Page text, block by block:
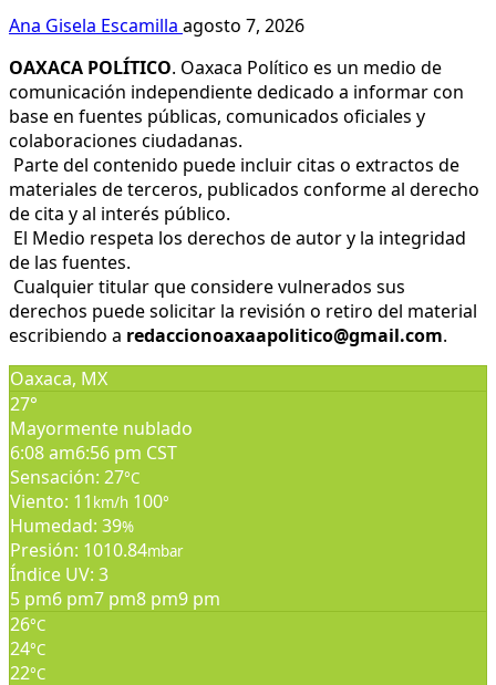
Ana Gisela Escamilla agosto 7, 2026
OAXACA POLÍTICO. Oaxaca Político es un medio de
comunicación independiente dedicado a informar con
base en fuentes públicas, comunicados oficiales y
colaboraciones ciudadanas.
Parte del contenido puede incluir citas o extractos de
materiales de terceros, publicados conforme al derecho
de cita y al interés público.
El Medio respeta los derechos de autor y la integridad
de las fuentes.
Cualquier titular que considere vulnerados sus
derechos puede solicitar la revisión o retiro del material
escribiendo a redaccionoaxaapolitico@gmail.com.
Oaxaca, MX
27°
Mayormente nublado
6:08 am6:56 pm CST
Sensación: 27°C
Viento: 11 km/h 100°
Humedad: 39%
Presión: 1010.84mbar
Índice UV: 3
5 pm6 pm7 pm8 pm9 pm
26°C
24°C
22°C